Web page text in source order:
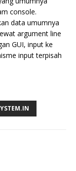
console.
data umumnya
argument line
GUI, input ke
input terpisah